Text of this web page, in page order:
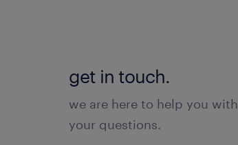
get in touch.
we are here to help you with
your questions.